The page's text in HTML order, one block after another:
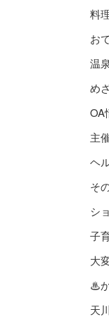
料
お
温
め
OA
主
ヘ
そ
シ
子
大
♨
天